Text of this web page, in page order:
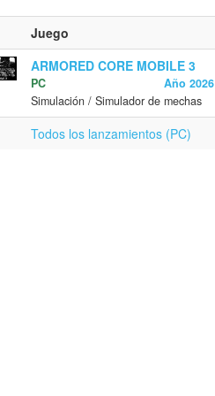
Juego
ARMORED CORE MOBILE 3
Año 2026
PC
Simulación / Simulador de mechas
Todos los lanzamientos (PC)